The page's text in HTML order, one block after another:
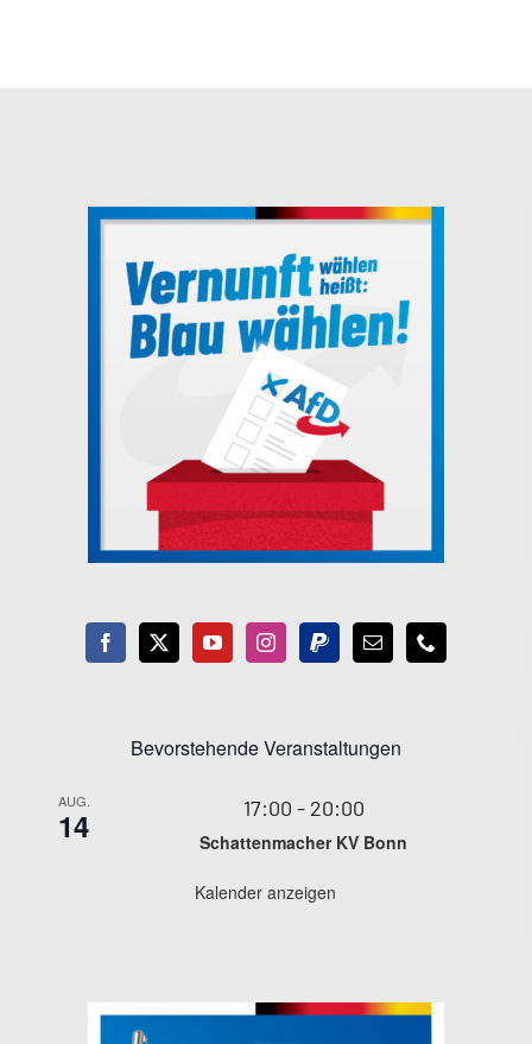
Bevorstehende Veranstaltungen
AUG.
14 17:00 - 20:00
Schattenmacher KV Bonn
Kalender anzeigen